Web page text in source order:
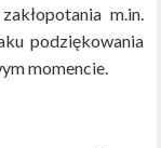
m.in.
podziękowania
momencie.